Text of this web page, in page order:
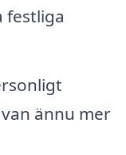
festliga
ännu mer